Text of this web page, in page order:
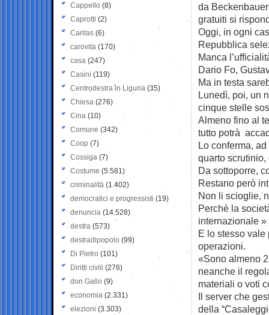
da
gratuiti si
Oggi, in ogni
Repubblica
Manca
Dario Fo,
Ma in testa
Lunedì, poi, un
cinque stelle
Almeno fino al
tutto potrà
Lo conferma,
quarto
Da sottoporre,
Restano però
Non li scioglie,
Perchè la
internazionale
E lo stesso vale
operazioni.
«Sono almeno
neanche il
materiali o voti
Il server che
della
Cappello (8)
Caprotti (2)
Caritas (6)
carovita (170)
casa (247)
Casini (119)
Centrodestra in Liguria (35)
Chiesa (276)
Cina (10)
Comune (342)
Coop (7)
Cossiga (7)
Costume (5.581)
criminalità (1.402)
democratici e progressisti (19)
denuncia (14.528)
destra (573)
destradipopolo (99)
Di Pietro (101)
Diritti civili (276)
don Gallo (9)
economia (2.331)
elezioni (3.303)